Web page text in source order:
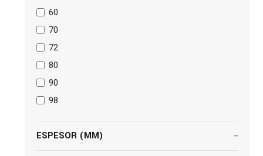
60
70
72
80
90
98
ESPESOR (MM)